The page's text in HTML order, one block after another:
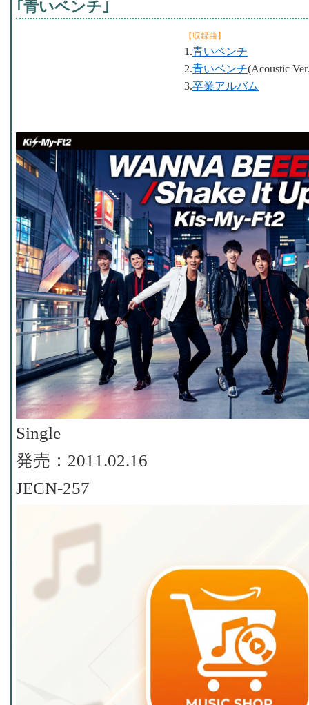
｢青いベンチ｣
【収録曲】
1.青いベンチ
2.青いベンチ(Acoustic
3.卒業アルバム
Single
発売：2011.02.16
JECN-257